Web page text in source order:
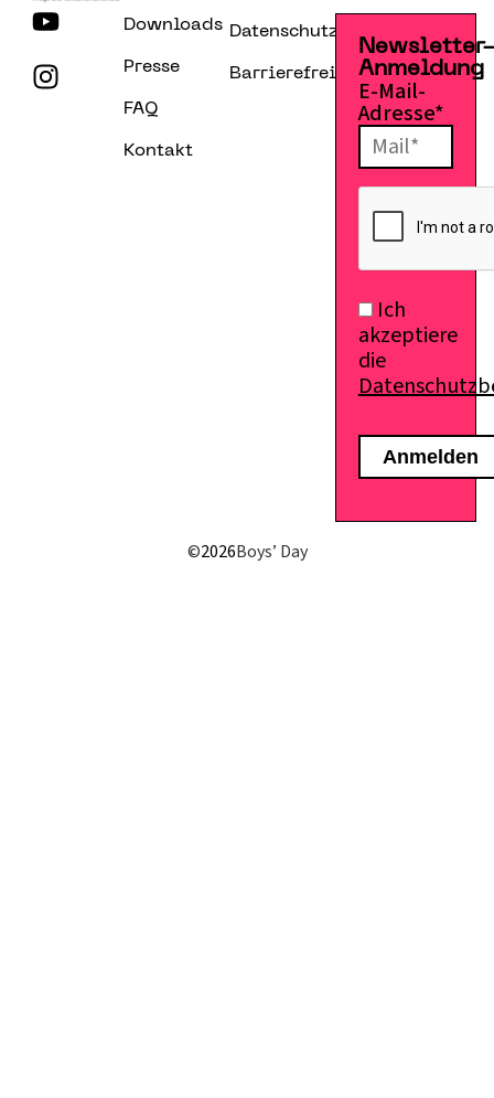
Downloads
Presse
FAQ
Kontakt
Datenschutzerklärung
Barrierefreiheitserklärung
Anmeldung
E-Mail-
Adresse*
Ich
akzeptiere
die
©2026Boys’ Day